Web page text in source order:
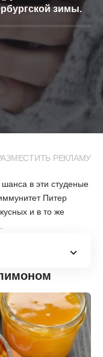
зимы.
РЕКЛАМУ
в эти студеные
Питер
и в то же